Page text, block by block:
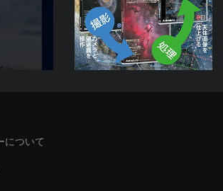
について